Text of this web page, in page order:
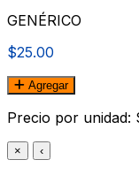
GENÉRICO
$25.00
Agregar
Precio por unidad:
× ‹